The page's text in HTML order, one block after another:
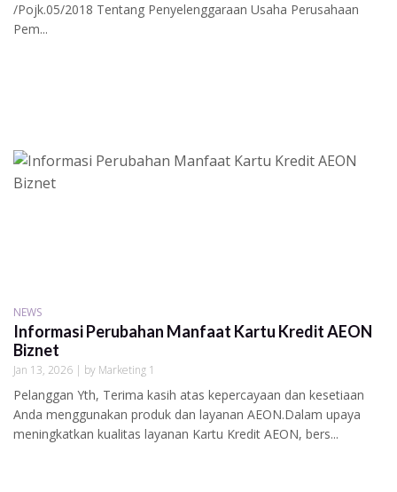
/Pojk.05/2018 Tentang Penyelenggaraan Usaha Perusahaan
Pem...
NEWS
Informasi Perubahan Manfaat Kartu Kredit AEON
Biznet
Jan 13, 2026 | by Marketing 1
Pelanggan Yth, Terima kasih atas kepercayaan dan kesetiaan
Anda menggunakan produk dan layanan AEON.Dalam upaya
meningkatkan kualitas layanan Kartu Kredit AEON, bers...